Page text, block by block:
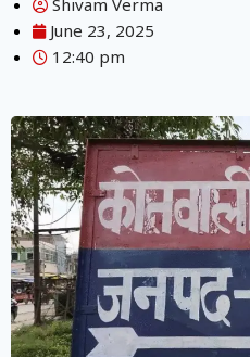
Shivam Verma
June 23, 2025
12:40 pm